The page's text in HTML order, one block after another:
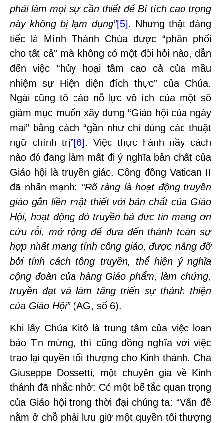
phải làm mọi sự cần thiết để Bí tích cao trọng
này không bị lạm dụng”[5]. Nhưng thật đáng
tiếc là Mình Thánh Chúa được “phân phối
cho tất cả” mà không có một đòi hỏi nào, dẫn
đến việc “hủy hoại tầm cao cả của mầu
nhiệm sự Hiện diện đích thực” của Chúa.
Ngài cũng tố cáo nỗ lực vô ích của một số
giám mục muốn xây dựng “Giáo hội của ngày
mai” bằng cách “gần như chỉ dùng các thuật
ngữ chính trị”[6]. Việc thực hành nầy cách
nào đó đang làm mất đi ý nghĩa bản chất của
Giáo hội là truyền giáo. Công đồng Vatican II
đã nhấn mạnh: “Rõ ràng là hoạt động truyền
giáo gắn liền mật thiết với bản chất của Giáo
Hội, hoạt động đó truyền bá đức tin mang ơn
cứu rỗi, mở rộng để đưa đến thành toàn sự
hợp nhất mang tính công giáo, được nâng đỡ
bởi tính cách tông truyền, thể hiện ý nghĩa
cộng đoàn của hàng Giáo phẩm, làm chứng,
truyền đạt và làm tăng triển sự thánh thiện
của Giáo Hội”(AG, số 6).
Khi lấy Chúa Kitô là trung tâm của việc loan
báo Tin mừng, thì cũng đồng nghĩa với việc
trao lại quyền tối thượng cho Kinh thánh. Cha
Giuseppe Dossetti, một chuyên gia về Kinh
thánh đã nhắc nhở: Có một bế tắc quan trọng
của Giáo hội trong thời đại chúng ta: “Vấn đề
nằm ở chỗ phải lưu giữ một quyền tối thượng